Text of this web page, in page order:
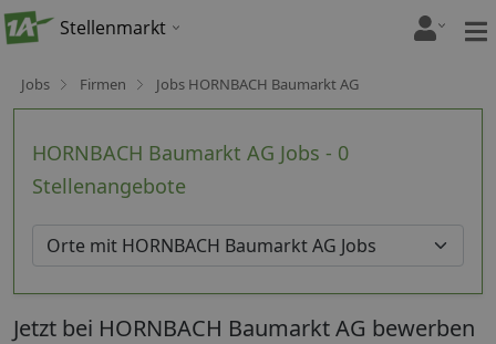
Stellenmarkt
Jobs Firmen Jobs HORNBACH Baumarkt AG
HORNBACH Baumarkt AG Jobs - 0
Stellenangebote
Jetzt bei HORNBACH Baumarkt AG bewerben